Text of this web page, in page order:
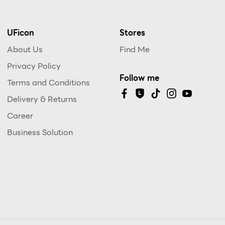
UFicon
About Us
Privacy Policy
Terms and Conditions
Delivery & Returns
Career
Business Solution
Stores
Find Me
Follow me